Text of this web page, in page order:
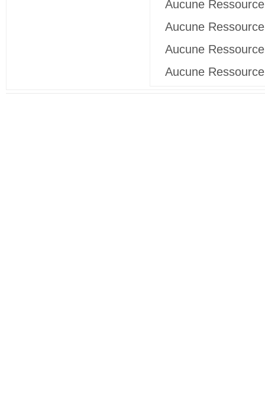
Aucune
Aucune
Aucune
Aucune